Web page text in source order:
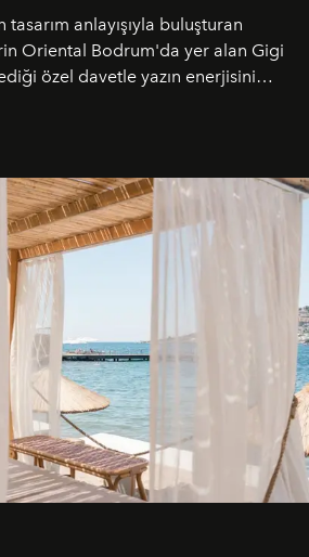
anlayışıyla buluşturan
Oriental Bodrum'da yer alan Gigi
özel davetle yazın enerjisini